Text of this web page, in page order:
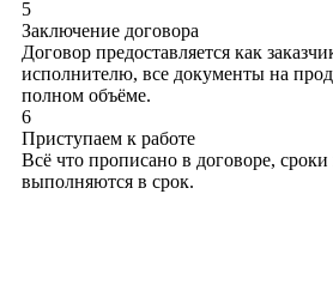
5
Заключение договора
Договор предоставляется как
исполнителю, все документы на
полном объёме.
6
Приступаем к работе
Всё что прописано в договоре,
выполняются в срок.